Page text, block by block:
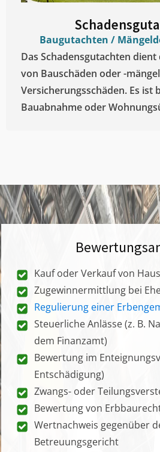
Baugutachten /
Das Schadensgutachten
von Bauschäden oder -
Versicherungsschäden. Es ist
Bauabnahme oder
Kauf oder Verkauf von
Zugewinnermittlung bei
Regulierung einer
Steuerliche Anlässe (z. B.
dem Finanzamt)
Bewertung im
Entschädigung)
Zwangs- oder
Bewertung von
Wertnachweis gegenüber
Betreuungsgericht